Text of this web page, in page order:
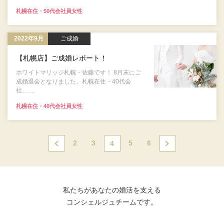
札幌在住・50代会社員女性
2022年9月 ご成婚
【札幌店】ご成婚レポート！
ホワイトマリッジ札幌・佐藤です！ 8月末にご
成婚退会となりました、札幌在住・40代会
社……
札幌在住・40代会社員女性
前の 2 3 4 5 6 次の
私たちがあなたの婚活を支える
コンシェルジュチームです。